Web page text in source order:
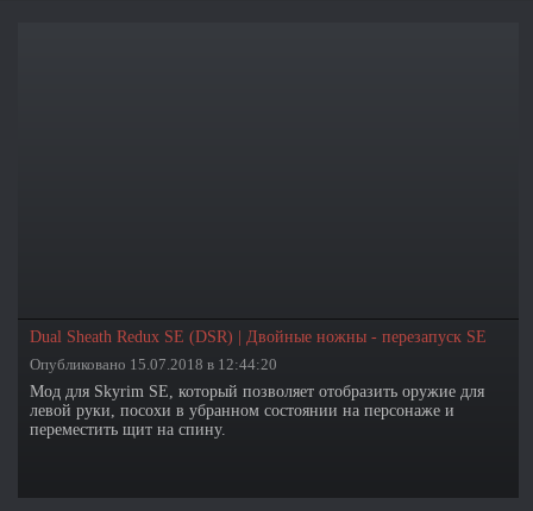
Dual Sheath Redux SE (DSR) | Двойные ножны - перезапуск SE
Опубликовано 15.07.2018 в 12:44:20
Мод для Skyrim SE, который позволяет отобразить оружие для
левой руки, посохи в убранном состоянии на персонаже и
переместить щит на спину.